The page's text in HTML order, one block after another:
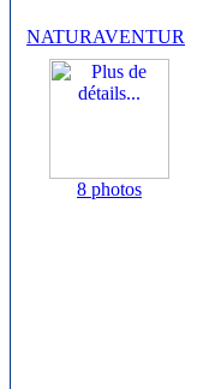
NATURAVENTUR
8 photos